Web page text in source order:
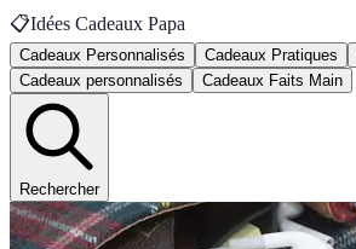
📋Idées Cadeaux Papa
Cadeaux Personnalisés Cadeaux Pratiques
Cadeaux personnalisés
Cadeaux Faits Main
Rechercher